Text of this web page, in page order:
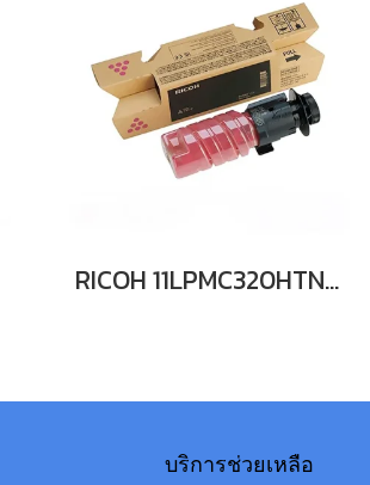
RICOH 11LPMC320HTNMG Print Cartridge Magenta M C320H (7.5K) ตลับหมึกโทนเนอร์ (สีม่วงแดง) 7.5K ของแท้ ประกันศูนย์
บริการช่วยเหลือ